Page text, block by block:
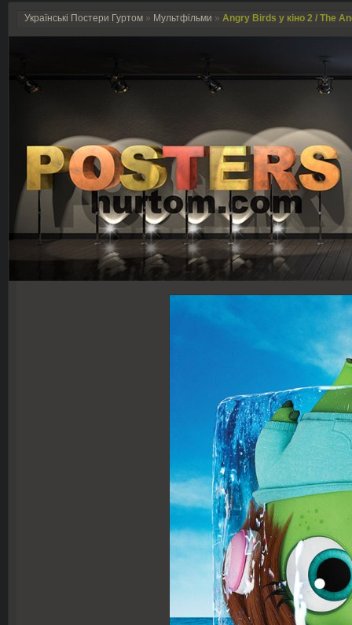
Українські Постери Гуртом » Мультфільми » Angry Birds у кіно 2 / The